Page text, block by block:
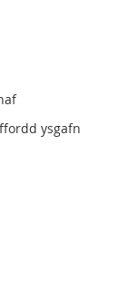
ysgafn